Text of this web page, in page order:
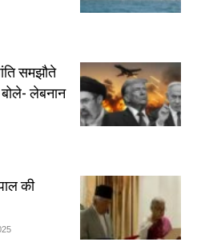
समझौते
बोले- लेबनान
की